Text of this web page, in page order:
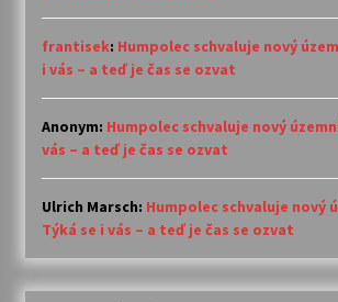
frantisek: Humpolec schvaluje nový
i vás – a teď je čas se ozvat
Anonym: Humpolec schvaluje nový
vás – a teď je čas se ozvat
Ulrich Marsch: Humpolec schvaluje nový
Týká se i vás – a teď je čas se ozvat